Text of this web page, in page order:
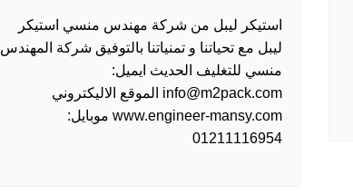
استيكر ليبل من شركة مهندس منسي استيكر
ليبل مع تحياتنا و تمنياتنا بالتوفيق شركة المهندس
منسي للتغليف الحديث ايميل:
info@m2pack.com الموقع الاليكتروني
www.engineer-mansy.com موبايل:
01211116954